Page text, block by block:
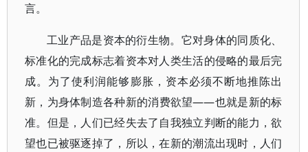
言。
工业产品是资本的衍生物。它对身体的同质化、
标准化的完成标志着资本对人类生活的侵略的最后完
成。为了使利润能够膨胀，资本必须不断地推陈出
新，为身体制造各种新的消费欲望——也就是新的标
准。但是，人们已经失去了自我独立判断的能力，欲
望也已被驱逐掉了，所以，在新的潮流出现时，人们